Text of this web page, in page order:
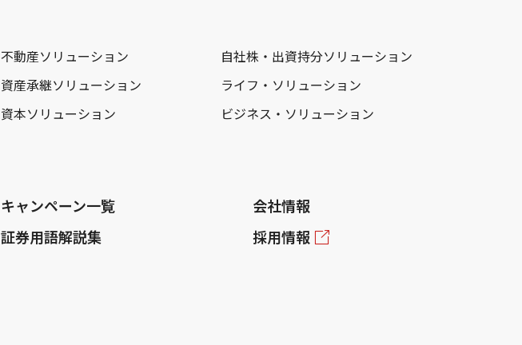
不動産ソリューション
自社株・出資持分ソリューション
資産承継ソリューション
ライフ・ソリューション
資本ソリューション
ビジネス・ソリューション
キャンペーン一覧
証券用語解説集
会社情報
採用情報